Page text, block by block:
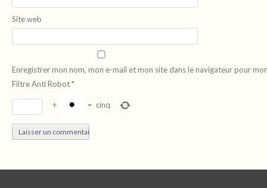
Site web
Enregistrer mon nom, mon e-mail et mon site dans le navigateur pour
Filtre Anti Robot*
+ = cinq